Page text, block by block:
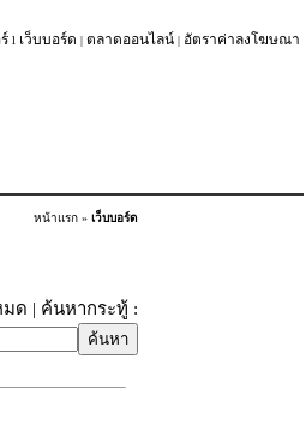
l เว็บบอร์ด | ตลาดออนไลน์ | อัตราค่าลงโฆษณา
หน้าแรก » เว็บบอร์ด
มด | ค้นหากระทู้ :